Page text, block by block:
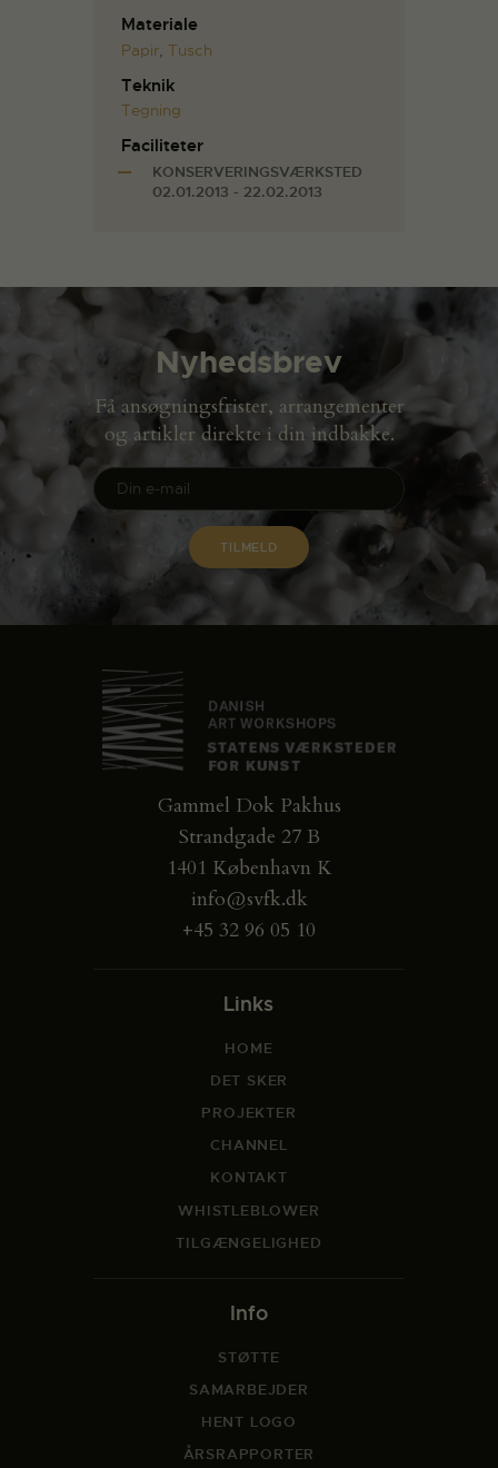
Materiale
Papir Tusch
Teknik
Tegning
Faciliteter
KONSERVERINGSVÆRKSTED
02.01.2013 - 22.02.2013
Nyhedsbrev
Få ansøgningsfrister, arrangementer
og artikler direkte i din indbakke.
Gammel Dok Pakhus
Strandgade 27 B
1401 København K
info@svfk.dk
+45 32 96 05 10
Links
HOME
DET SKER
PROJEKTER
CHANNEL
KONTAKT
WHISTLEBLOWER
TILGÆNGELIGHED
Info
STØTTE
SAMARBEJDER
HENT LOGO
ÅRSRAPPORTER